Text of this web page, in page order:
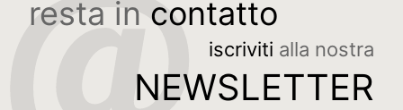
resta in contatto
iscriviti alla nostra
NEWSLETTER